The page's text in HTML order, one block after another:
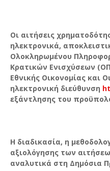
Οι αιτήσεις
ηλεκτρονικά,
Ολοκληρωμένου
Κρατικών Ενισχύσεων
Εθνικής Οικονομίας και
ηλεκτρονική διεύθυνση
εξάντλησης του
Η διαδικασία, η
αξιολόγησης των
αναλυτικά στη Δημόσια